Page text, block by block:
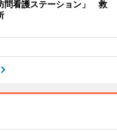
問看護ステーション」 救